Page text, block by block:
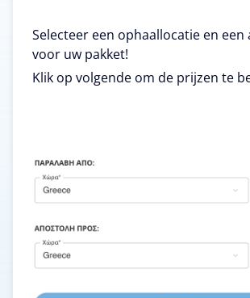
Selecteer een ophaallocatie en een
voor uw pakket!
Klik op volgende om de prijzen te